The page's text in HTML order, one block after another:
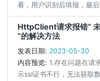
看，用户识别后填报，最
HttpClient请求报错“
”的解决方法
发表日期: 2023-05-30
内容预览: 1.存在问题在请
示ssl证书不行，无法获取